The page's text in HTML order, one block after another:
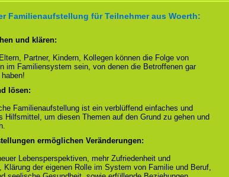
Familienaufstellung für Teilnehmer aus Woerth:
und klären:
Partner, Kindern, Kollegen können die Folge von
im Familiensystem sein, von denen die Betroffenen gar
lösen:
Familienaufstellung ist ein verblüffend einfaches und
Hilfsmittel, um diesen Themen auf den Grund zu gehen und
ermöglichen Veränderungen:
Lebensperspektiven, mehr Zufriedenheit und
Klärung der eigenen Rolle im System von Familie und Beruf,